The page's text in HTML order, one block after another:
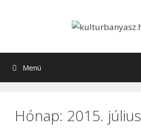
Menü
Hónap: 2015. július